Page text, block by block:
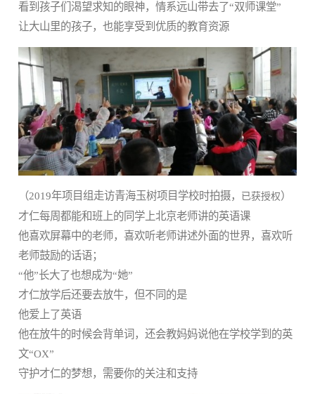
看到孩子们渴望求知的眼神，情系远山带去了“双师课堂”
让大山里的孩子，也能享受到优质的教育资源
（2019年项目组走访青海玉树项目学校时拍摄， 已获授权）
才仁每周都能和班上的同学上北京老师讲的英语课
他喜欢屏幕中的老师，喜欢听老师讲述外面的世界，喜欢听
老师鼓励的话语；
“他”长大了也想成为“她”
才仁放学后还要去放牛，但不同的是
他爱上了英语
他在放牛的时候会背单词，还会教妈妈说他在学校学到的英
文“OX”
守护才仁的梦想，需要你的关注和支持